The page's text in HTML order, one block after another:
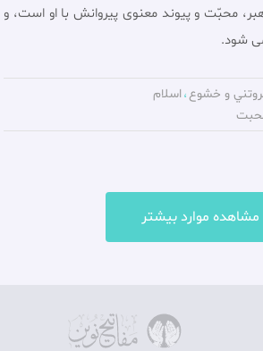
محبّت و پيوند معنوى پيروانش با او است، و
شود.
و خشوع اسلام
مشاهده موارد بیشتر